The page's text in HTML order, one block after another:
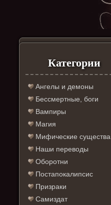
Категории
Ангелы и демоны
Бессмертные, боги
Вампиры
Магия
Мифические существа
Наши переводы
Оборотни
Постапокалипсис
Призраки
Самиздат